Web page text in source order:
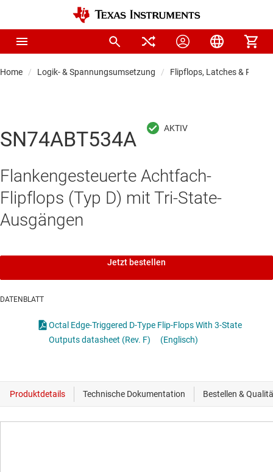
Home Logik- & Spannungsumsetzung Flipflops, Latches &
SN74ABT534A
Flankengesteuerte Achtfach-
Flipflops (Typ D) mit Tri-State-
Ausgängen
Jetzt bestellen
DATENBLATT
Octal Edge-Triggered D-Type Flip-Flops With 3-State
Outputs datasheet (Rev. F)
(Englisch)